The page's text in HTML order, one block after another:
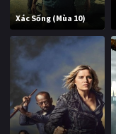
Xác Sống (Mùa 10)